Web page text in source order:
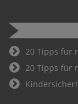
20 Tipps für
20 Tipps für